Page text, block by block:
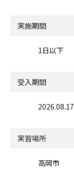
実施期間
1日以下
受入期間
実習場所
高岡市